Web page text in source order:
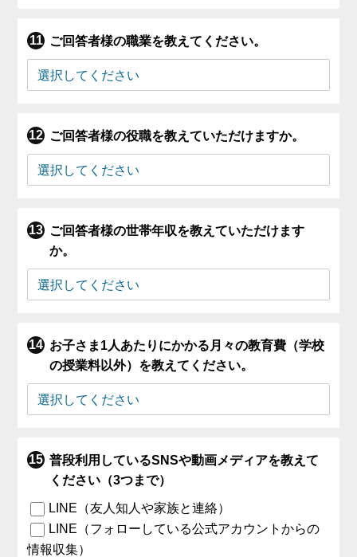
ご回答者様の職業を教えてください。
ご回答者様の役職を教えていただけますか。
ご回答者様の世帯年収を教えていただけます
か。
お子さま1人あたりにかかる月々の教育費（学校
の授業料以外）を教えてください。
普段利用しているSNSや動画メディアを教えて
ください（3つまで）
LINE（友人知人や家族と連絡）
LINE（フォローしている公式アカウントからの
情報収集）